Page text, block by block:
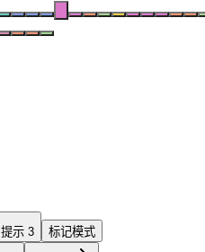
提示 3 标记模式